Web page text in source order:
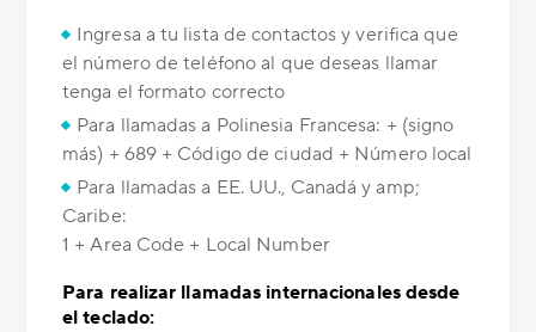
Ingresa a tu lista de contactos y verifica que
el número de teléfono al que deseas llamar
tenga el formato correcto
Para llamadas a Polinesia Francesa: + (signo
más) + 689 + Código de ciudad + Número local
Para llamadas a EE. UU., Canadá y amp;
Caribe:
1 + Area Code + Local Number
Para realizar llamadas internacionales desde
el teclado: